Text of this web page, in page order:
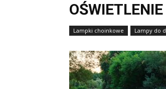
Lampki choinkowe Lampy do